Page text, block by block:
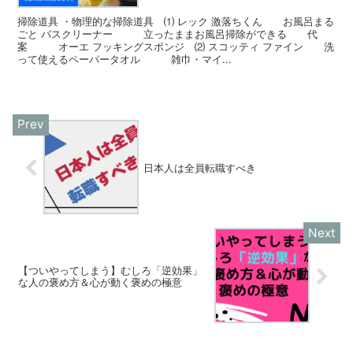
掃除道具 ・物理的な掃除道具 ⑴ レック 激落ちくん お風呂まる
ごと バスクリーナー 立ったままお風呂掃除ができる 代
案 オーエ フッキングスポンジ ⑵ スコッティ ファイン 洗
って使えるペーパータオル 雑巾・マイ...
日本人は全員転職すべき
【ついやってしまう】むしろ「逆効果」
な人の褒め方＆心が動く褒めの極意